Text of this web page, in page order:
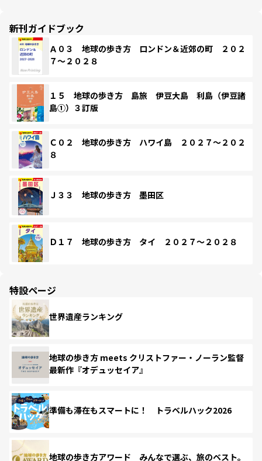
新刊ガイドブック
Ａ０３ 地球の歩き方 ロンドン＆近郊の町 ２０２
７～２０２８
１５ 地球の歩き方 島旅 伊豆大島 利島（伊豆諸
島①）３訂版
Ｃ０２ 地球の歩き方 ハワイ島 ２０２７～２０２
８
Ｊ３３ 地球の歩き方 墨田区
Ｄ１７ 地球の歩き方 タイ ２０２７～２０２８
特設ページ
世界遺産ランキング
地球の歩き方 meets クリストファー・ノーラン監督
最新作『オデュッセイア』
準備も滞在もスマートに！ トラベルハック2026
地球の歩き方アワード みんなで選ぶ、旅のベスト。